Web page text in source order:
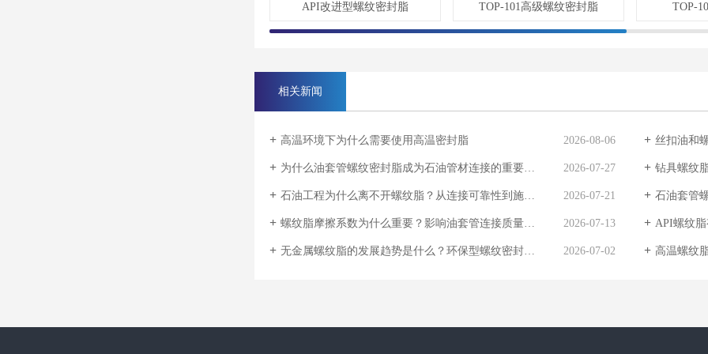
API改进型螺纹密封脂 TOP-101高级螺纹密封脂 TOP-
相关新闻
高温环境下为什么需要使用高温密封脂 2026-08-06 丝扣油和
为什么油套管螺纹密封脂成为石油管材连接的重要材料 2026-07-27 钻具螺纹
石油工程为什么离不开螺纹脂？从连接可靠性到施工效率全面解析 2026-07-21 石油套管螺
螺纹脂摩擦系数为什么重要？影响油套管连接质量的关键因素解析 2026-07-13 API螺纹脂有
无金属螺纹脂的发展趋势是什么？环保型螺纹密封材料应用分析 2026-07-02 高温螺纹